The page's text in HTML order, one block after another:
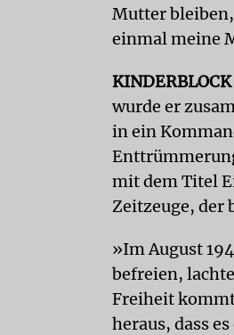
Mutter
einmal meine
KINDERBLOCK
wurde er
in ein
mit dem Titel
Zeitzeuge, der
»Im August
befreien,
Freiheit
heraus, dass